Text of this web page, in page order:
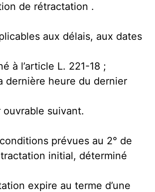
de rétractation .
aux délais, aux dates
à l’article L. 221-18 ;
dernière heure du dernier
suivant.
prévues au 2° de
initial, déterminé
expire au terme d’une